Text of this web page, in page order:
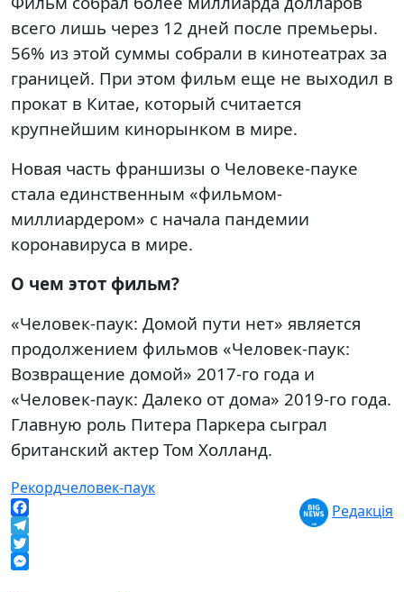
всего лишь через 12 дней после премьеры.
56% из этой суммы собрали в кинотеатрах за
границей. При этом фильм еще не выходил в
прокат в Китае, который считается
крупнейшим кинорынком в мире.
Новая часть франшизы о Человеке-пауке
стала единственным «фильмом-
миллиардером» с начала пандемии
коронавируса в мире.
О чем этот фильм?
«Человек-паук: Домой пути нет» является
продолжением фильмов «Человек-паук:
Возвращение домой» 2017-го года и
«Человек-паук: Далеко от дома» 2019-го года.
Главную роль Питера Паркера сыграл
британский актер Том Холланд.
Рекордчеловек-паук
Facebook
Telegram
Twitter
Редакція